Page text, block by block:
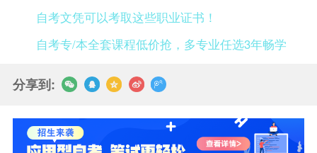
自考文凭可以考取这些职业证书！
自考专/本全套课程低价抢，多专业任选3年畅学
分享到: